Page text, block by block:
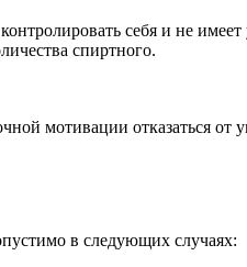
себя и не
спиртного.
мотивации отказаться от
в следующих случаях: